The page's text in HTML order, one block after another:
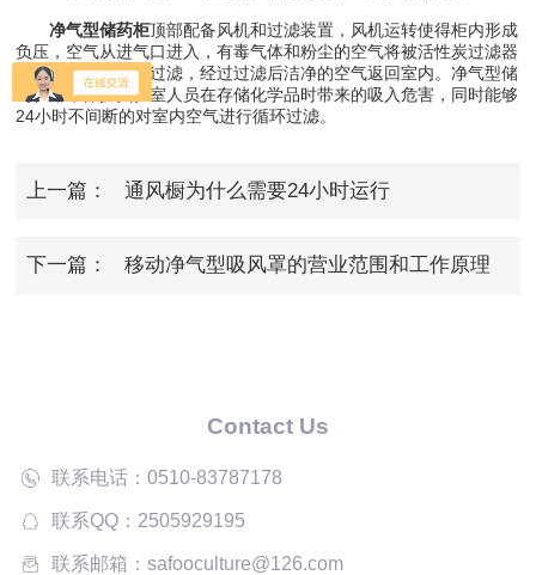
净气型储药柜顶部配备风机和过滤装置，风机运转使得柜内形成
负压，空气从进气口进入，有毒气体和粉尘的空气将被活性炭过滤器
和高效粒子过滤器过滤，经过过滤后洁净的空气返回室内。净气型储
药柜用来保护实验室人员在存储化学品时带来的吸入危害，同时能够
24小时不间断的对室内空气进行循环过滤。
上一篇： 通风橱为什么需要24小时运行
下一篇： 移动净气型吸风罩的营业范围和工作原理
Contact Us
联系电话：0510-83787178
联系QQ：2505929195
联系邮箱：safooculture@126.com